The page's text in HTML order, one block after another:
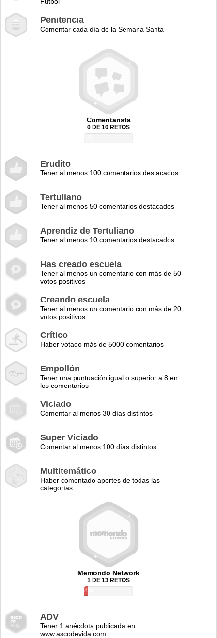
Penitencia
Comentar cada día de la Semana Santa
Comentarista
0 DE 10 RETOS
Erudito
Tener al menos 100 comentarios destacados
Tertuliano
Tener al menos 50 comentarios destacados
Aprendiz de Tertuliano
Tener al menos 10 comentarios destacados
Has creado escuela
Tener al menos un comentario con más de 50
votos positivos
Creando escuela
Tener al menos un comentario con más de 20
votos positivos
Crítico
Haber votado más de 5000 comentarios
Empollón
Tener una puntuación igual o superior a 8 en
los comentarios
Viciado
Comentar al menos 30 días distintos
Super Viciado
Comentar al menos 100 días distintos
Multitemático
Haber comentado aportes de todas las
categorías
Memondo Network
1 DE 13 RETOS
8%
ADV
Tener 1 anécdota publicada en
www.ascodevida.com